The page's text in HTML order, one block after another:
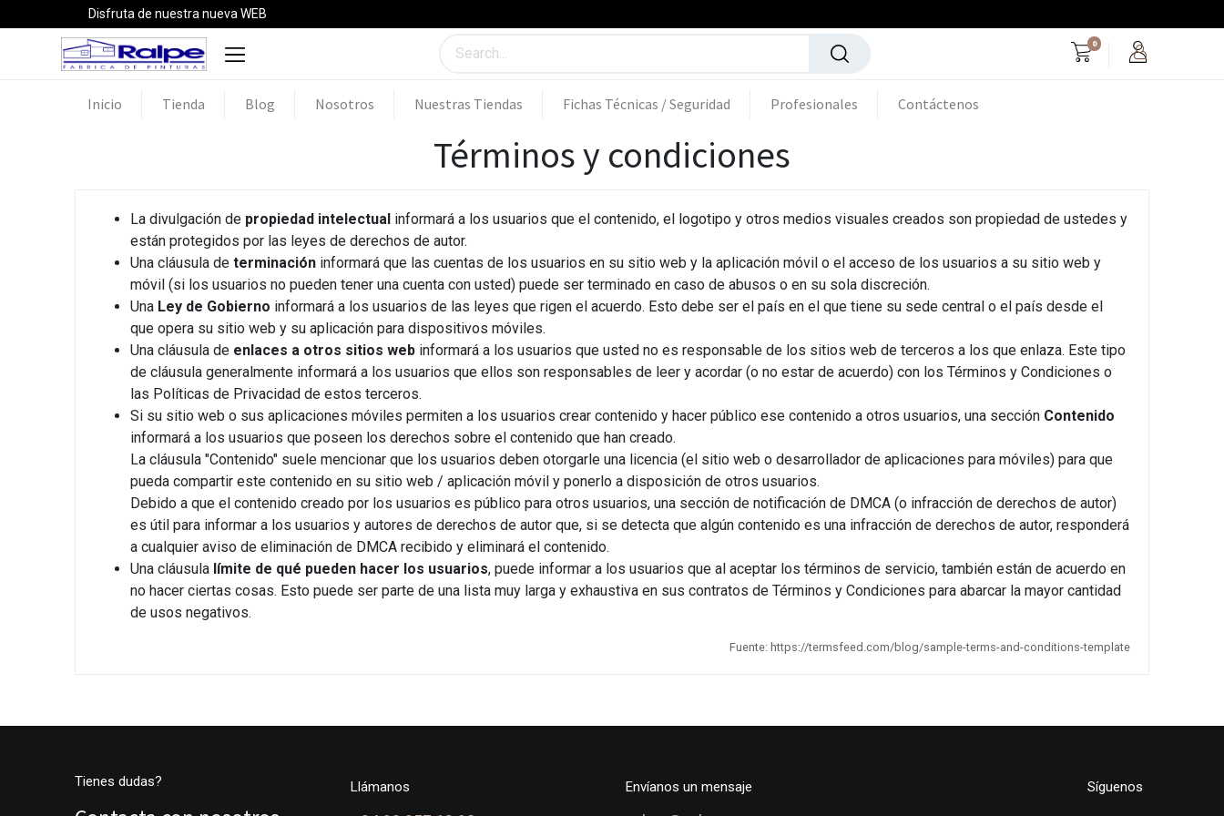
Disfruta de nuestra nueva WEB
0
Inicio Tienda Blog Nosotros Nuestras Tiendas Fichas Técnicas / Seguridad Profesionales Contáctenos
Términos y condiciones
La divulgación de propiedad intelectual informará a los usuarios que el contenido, el logotipo y otros medios visuales creados son propiedad de ustedes y
están protegidos por las leyes de derechos de autor.
Una cláusula determinación informará que las cuentas de los usuarios en su sitio web y la aplicación móvil o el acceso de los usuarios a su sitio web y
móvil (si los usuarios no pueden tener una cuenta con usted) puede ser terminado en caso de abusos o en su sola discreción.
Una Ley de Gobierno informará a los usuarios de las leyes que rigen el acuerdo. Esto debe ser el país en el que tiene su sede central o el país desde el
que opera su sitio web y su aplicación para dispositivos móviles.
Una cláusula de enlaces a otros sitios web informará a los usuarios que usted no es responsable de los sitios web de terceros a los que enlaza. Este tipo
de cláusula generalmente informará a los usuarios que ellos son responsables de leer y acordar (o no estar de acuerdo) con los Términos y Condiciones o
las Políticas de Privacidad de estos terceros.
Si su sitio web o sus aplicaciones móviles permiten a los usuarios crear contenido y hacer público ese contenido a otros usuarios, una sección Contenido
informará a los usuarios que poseen los derechos sobre el contenido que han creado.
La cláusula "Contenido" suele mencionar que los usuarios deben otorgarle una licencia (el sitio web o desarrollador de aplicaciones para móviles) para que
pueda compartir este contenido en su sitio web / aplicación móvil y ponerlo a disposición de otros usuarios.
Debido a que el contenido creado por los usuarios es público para otros usuarios, una sección de notificación de DMCA (o infracción de derechos de autor)
es útil para informar a los usuarios y autores de derechos de autor que, si se detecta que algún contenido es una infracción de derechos de autor, responderá
a cualquier aviso de eliminación de DMCA recibido y eliminará el contenido.
Una cláusula límite de qué pueden hacer los usuarios, puede informar a los usuarios que al aceptar los términos de servicio, también están de acuerdo en
no hacer ciertas cosas. Esto puede ser parte de una lista muy larga y exhaustiva en sus contratos de Términos y Condiciones para abarcar la mayor cantidad
de usos negativos.
Fuente: https://termsfeed.com/blog/sample-terms-and-conditions-template
Tienes dudas? Llámanos Envíanos un mensaje Síguenos